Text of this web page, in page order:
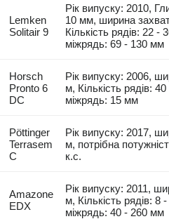
Lemken
Solitair 9
Рік випуску: 2010,
10 мм, ширина
Кількість рядів: 22
міжрядь: 69 - 130 мм
Horsch
Pronto 6
DC
Рік випуску: 2006,
м, Кількість рядів:
міжрядь: 15 мм
Pöttinger
Terrasem
C
Рік випуску: 2017,
м, потрібна
к.с.
Amazone
EDX
Рік випуску: 2011,
м, Кількість рядів:
міжрядь: 40 - 260 мм